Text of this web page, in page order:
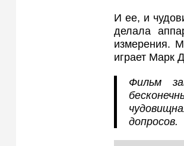
И ее, и
делала
измерения.
играет Марк
Фильм
допросов.